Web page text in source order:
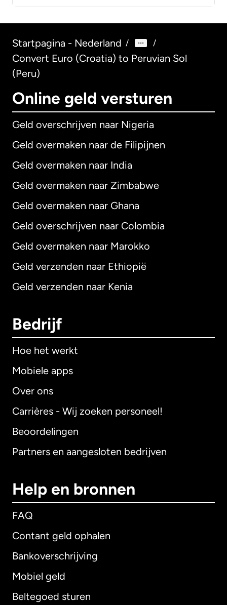
Startpagina - Nederland / /
Convert Euro (Croatia) to Peruvian Sol
(Peru)
Online geld versturen
Geld overschrijven naar Nigeria
Geld overmaken naar de Filipijnen
Geld overmaken naar India
Geld overmaken naar Zimbabwe
Geld overmaken naar Ghana
Geld overschrijven naar Colombia
Geld overmaken naar Marokko
Geld verzenden naar Ethiopië
Geld verzenden naar Kenia
Bedrijf
Hoe het werkt
Mobiele apps
Over ons
Carrières - Wij zoeken personeel!
Beoordelingen
Partners en aangesloten bedrijven
Help en bronnen
FAQ
Contant geld ophalen
Bankoverschrijving
Mobiel geld
Beltegoed sturen